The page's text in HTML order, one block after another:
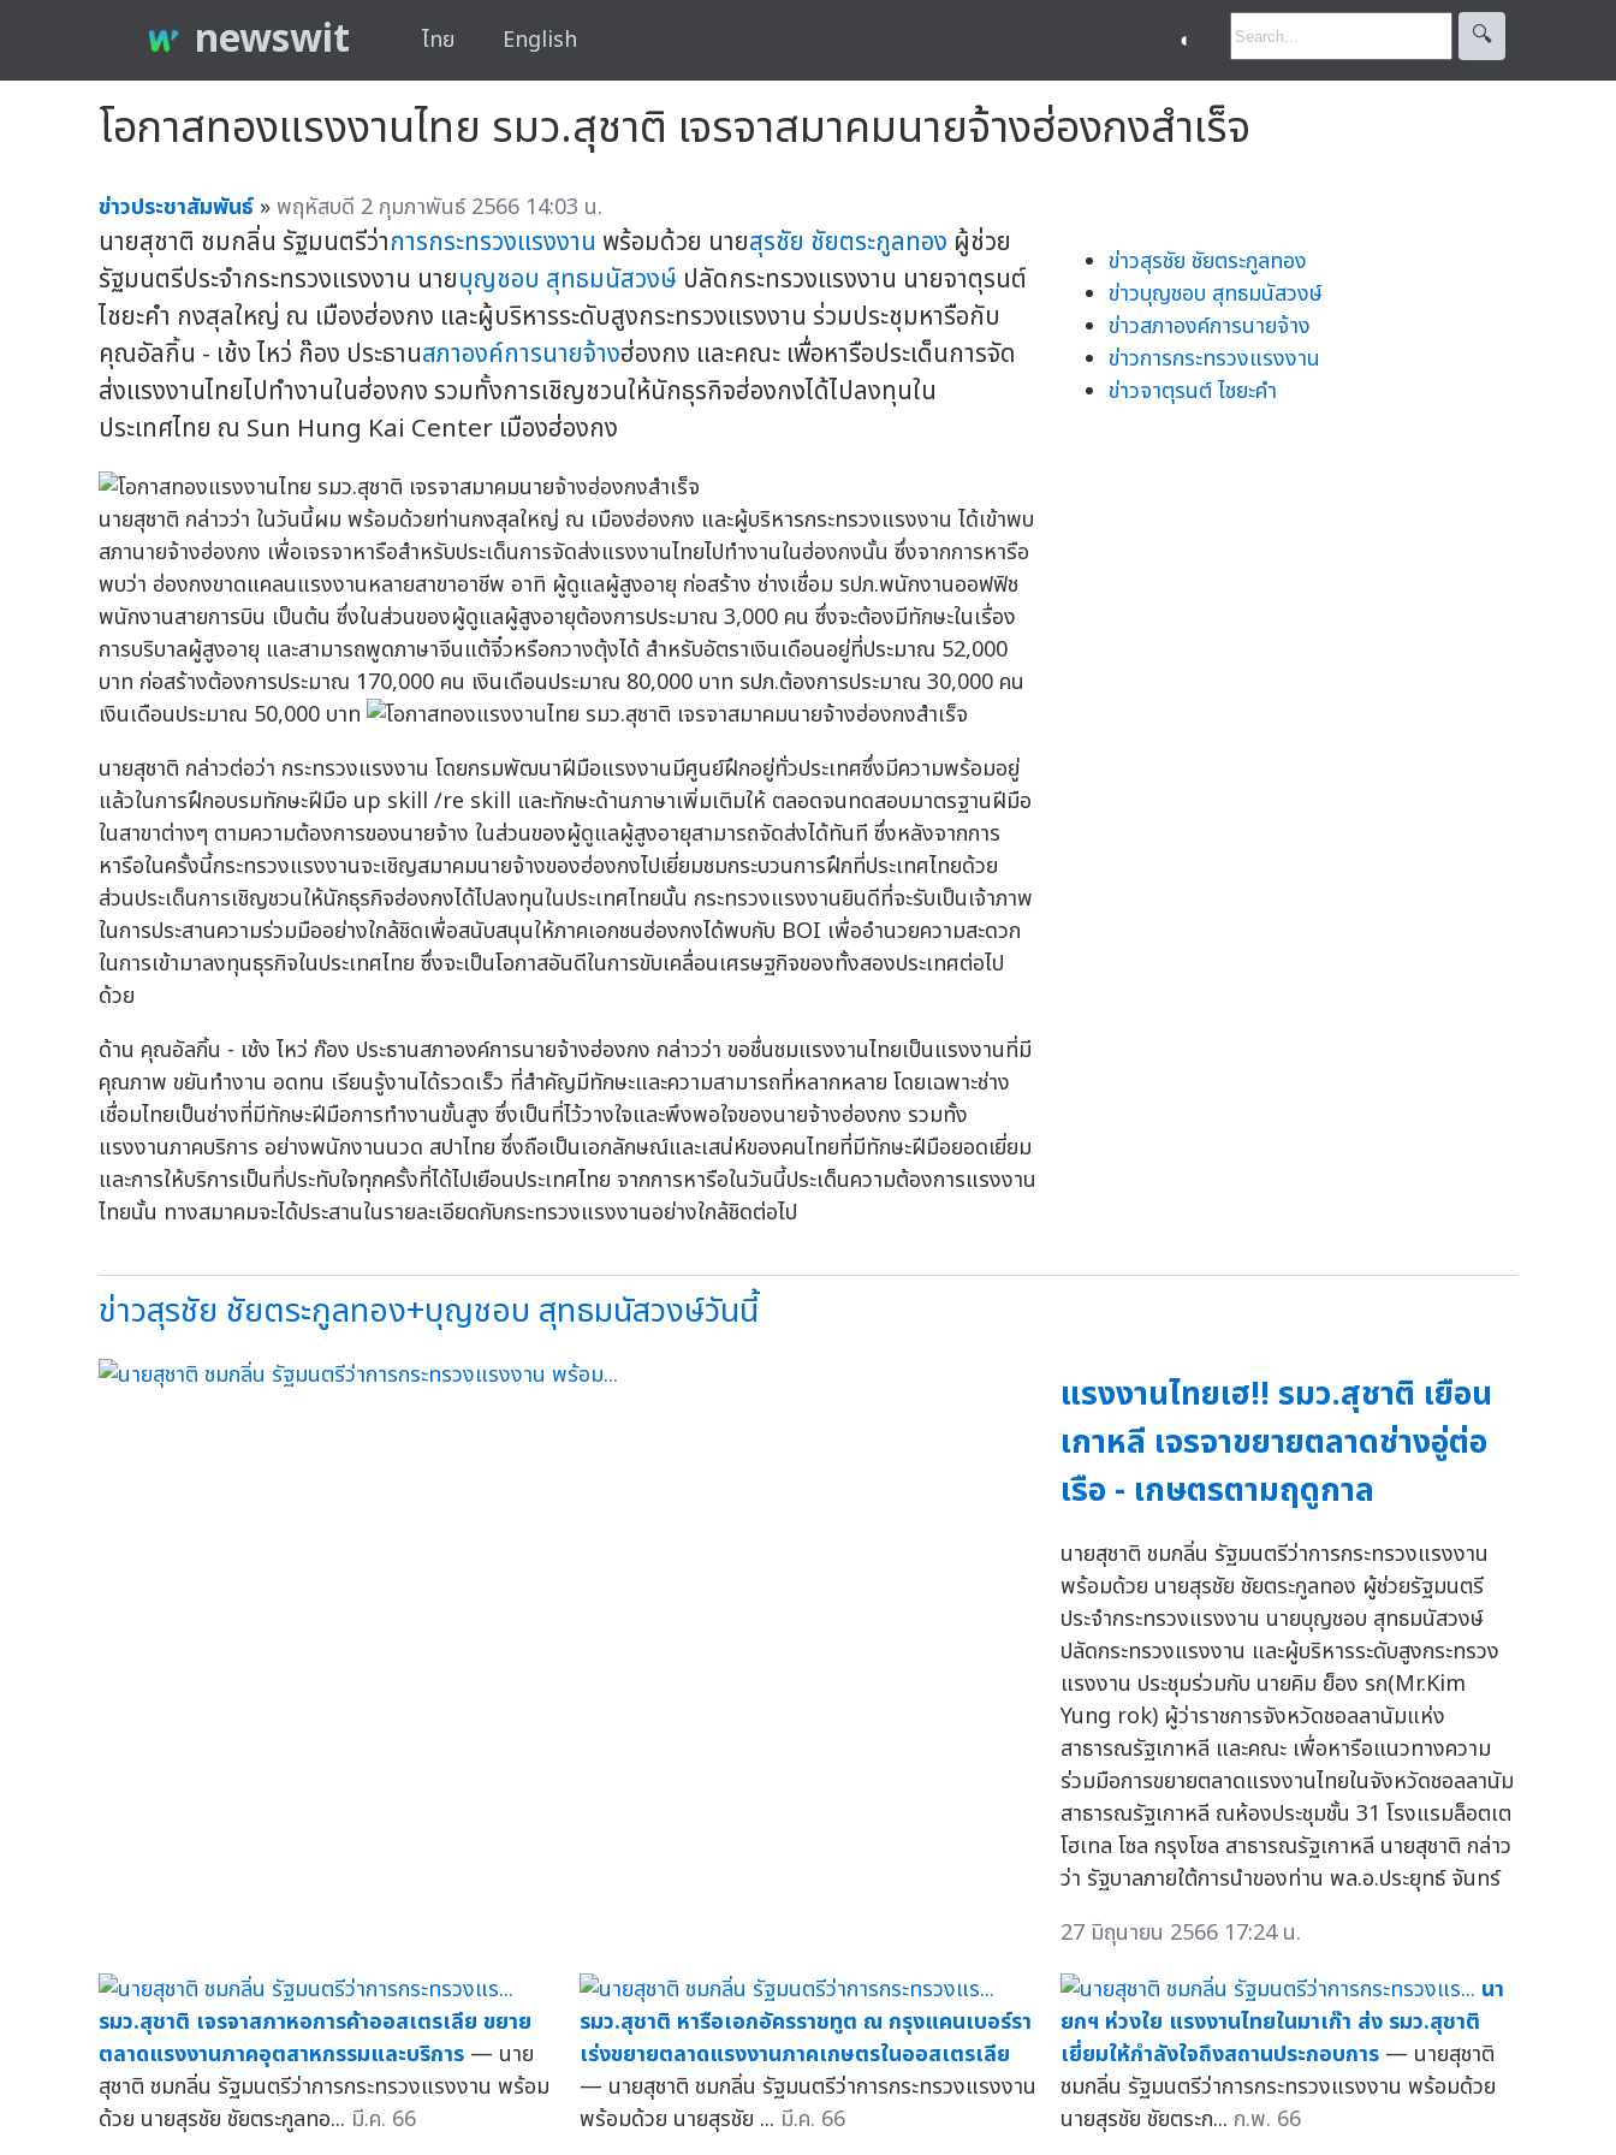
newswit ไทย English ◐ 🔍︎
โอกาสทองแรงงานไทย รมว.สุชาติ เจรจาสมาคมนายจ้างฮ่องกงสำเร็จ
ข่าวประชาสัมพันธ์ »พฤหัสบดี 2 กุมภาพันธ์ 2566 14:03 น.
นายสุชาติ ชมกลิ่น รัฐมนตรีว่าการกระทรวงแรงงาน พร้อมด้วย นายสุรชัย ชัยตระกูลทอง ผู้ช่วย
รัฐมนตรีประจำกระทรวงแรงงาน นายบุญชอบ สุทธมนัสวงษ์ ปลัดกระทรวงแรงงาน นายจาตุรนต์
ไชยะคำ กงสุลใหญ่ ณ เมืองฮ่องกง และผู้บริหารระดับสูงกระทรวงแรงงาน ร่วมประชุมหารือกับ
คุณอัลกิ้น - เช้ง ไหว่ ก๊อง ประธานสภาองค์การนายจ้างฮ่องกง และคณะ เพื่อหารือประเด็นการจัด
ส่งแรงงานไทยไปทำงานในฮ่องกง รวมทั้งการเชิญชวนให้นักธุรกิจฮ่องกงได้ไปลงทุนใน
ประเทศไทย ณ Sun Hung Kai Center เมืองฮ่องกง
นายสุชาติ กล่าวว่า ในวันนี้ผม พร้อมด้วยท่านกงสุลใหญ่ ณ เมืองฮ่องกง และผู้บริหารกระทรวงแรงงาน ได้เข้าพบ
สภานายจ้างฮ่องกง เพื่อเจรจาหารือสำหรับประเด็นการจัดส่งแรงงานไทยไปทำงานในฮ่องกงนั้น ซึ่งจากการหารือ
พบว่า ฮ่องกงขาดแคลนแรงงานหลายสาขาอาชีพ อาทิ ผู้ดูแลผู้สูงอายุ ก่อสร้าง ช่างเชื่อม รปภ.พนักงานออฟฟิช
พนักงานสายการบิน เป็นต้น ซึ่งในส่วนของผู้ดูแลผู้สูงอายุต้องการประมาณ 3,000 คน ซึ่งจะต้องมีทักษะในเรื่อง
การบริบาลผู้สูงอายุ และสามารถพูดภาษาจีนแต้จิ๋วหรือกวางตุ้งได้ สำหรับอัตราเงินเดือนอยู่ที่ประมาณ 52,000
บาท ก่อสร้างต้องการประมาณ 170,000 คน เงินเดือนประมาณ 80,000 บาท รปภ.ต้องการประมาณ 30,000 คน
เงินเดือนประมาณ 50,000 บาท
นายสุชาติ กล่าวต่อว่า กระทรวงแรงงาน โดยกรมพัฒนาฝีมือแรงงานมีศูนย์ฝึกอยู่ทั่วประเทศซึ่งมีความพร้อมอยู่
แล้วในการฝึกอบรมทักษะฝีมือ up skill /re skill และทักษะด้านภาษาเพิ่มเติมให้ ตลอดจนทดสอบมาตรฐานฝีมือ
ในสาขาต่างๆ ตามความต้องการของนายจ้าง ในส่วนของผู้ดูแลผู้สูงอายุสามารถจัดส่งได้ทันที ซึ่งหลังจากการ
หารือในครั้งนี้กระทรวงแรงงานจะเชิญสมาคมนายจ้างของฮ่องกงไปเยี่ยมชมกระบวนการฝึกที่ประเทศไทยด้วย
ส่วนประเด็นการเชิญชวนให้นักธุรกิจฮ่องกงได้ไปลงทุนในประเทศไทยนั้น กระทรวงแรงงานยินดีที่จะรับเป็นเจ้าภาพ
ในการประสานความร่วมมืออย่างใกล้ชิดเพื่อสนับสนุนให้ภาคเอกชนฮ่องกงได้พบกับ BOI เพื่ออำนวยความสะดวก
ในการเข้ามาลงทุนธุรกิจในประเทศไทย ซึ่งจะเป็นโอกาสอันดีในการขับเคลื่อนเศรษฐกิจของทั้งสองประเทศต่อไป
ด้วย
ด้าน คุณอัลกิ้น - เช้ง ไหว่ ก๊อง ประธานสภาองค์การนายจ้างฮ่องกง กล่าวว่า ขอชื่นชมแรงงานไทยเป็นแรงงานที่มี
คุณภาพ ขยันทำงาน อดทน เรียนรู้งานได้รวดเร็ว ที่สำคัญมีทักษะและความสามารถที่หลากหลาย โดยเฉพาะช่าง
เชื่อมไทยเป็นช่างที่มีทักษะฝีมือการทำงานขั้นสูง ซึ่งเป็นที่ไว้วางใจและพึงพอใจของนายจ้างฮ่องกง รวมทั้ง
แรงงานภาคบริการ อย่างพนักงานนวด สปาไทย ซึ่งถือเป็นเอกลักษณ์และเสน่ห์ของคนไทยที่มีทักษะฝีมือยอดเยี่ยม
และการให้บริการเป็นที่ประทับใจทุกครั้งที่ได้ไปเยือนประเทศไทย จากการหารือในวันนี้ประเด็นความต้องการแรงงาน
ไทยนั้น ทางสมาคมจะได้ประสานในรายละเอียดกับกระทรวงแรงงานอย่างใกล้ชิดต่อไป
ข่าวสุรชัย ชัยตระกูลทอง
ข่าวบุญชอบ สุทธมนัสวงษ์
ข่าวสภาองค์การนายจ้าง
ข่าวการกระทรวงแรงงาน
ข่าวจาตุรนต์ ไชยะคำ
ข่าวสุรชัย ชัยตระกูลทอง+บุญชอบ สุทธมนัสวงษ์วันนี้
แรงงานไทยเฮ!! รมว.สุชาติ เยือน
เกาหลี เจรจาขยายตลาดช่างอู่ต่อ
เรือ - เกษตรตามฤดูกาล
นายสุชาติ ชมกลิ่น รัฐมนตรีว่าการกระทรวงแรงงาน
พร้อมด้วย นายสุรชัย ชัยตระกูลทอง ผู้ช่วยรัฐมนตรี
ประจำกระทรวงแรงงาน นายบุญชอบ สุทธมนัสวงษ์
ปลัดกระทรวงแรงงาน และผู้บริหารระดับสูงกระทรวง
แรงงาน ประชุมร่วมกับ นายคิม ย็อง รก(Mr.Kim
Yung rok) ผู้ว่าราชการจังหวัดชอลลานัมแห่ง
สาธารณรัฐเกาหลี และคณะ เพื่อหารือแนวทางความ
ร่วมมือการขยายตลาดแรงงานไทยในจังหวัดชอลลานัม
สาธารณรัฐเกาหลี ณห้องประชุมชั้น 31 โรงแรมล็อตเต
โฮเทล โซล กรุงโซล สาธารณรัฐเกาหลี นายสุชาติ กล่าว
ว่า รัฐบาลภายใต้การนำของท่าน พล.อ.ประยุทธ์ จันทร์
27 มิถุนายน 2566 17:24 น.
รมว.สุชาติ เจรจาสภาหอการค้าออสเตรเลีย ขยาย
ตลาดแรงงานภาคอุตสาหกรรมและบริการ — นาย
สุชาติ ชมกลิ่น รัฐมนตรีว่าการกระทรวงแรงงาน พร้อม
ด้วย นายสุรชัย ชัยตระกูลทอ... มี.ค. 66
รมว.สุชาติ หารือเอกอัครราชทูต ณ กรุงแคนเบอร์รา
เร่งขยายตลาดแรงงานภาคเกษตรในออสเตรเลีย
— นายสุชาติ ชมกลิ่น รัฐมนตรีว่าการกระทรวงแรงงาน
พร้อมด้วย นายสุรชัย ... มี.ค. 66
นา
ยกฯ ห่วงใย แรงงานไทยในมาเก๊า ส่ง รมว.สุชาติ
เยี่ยมให้กำลังใจถึงสถานประกอบการ — นายสุชาติ
ชมกลิ่น รัฐมนตรีว่าการกระทรวงแรงงาน พร้อมด้วย
นายสุรชัย ชัยตระก... ก.พ. 66